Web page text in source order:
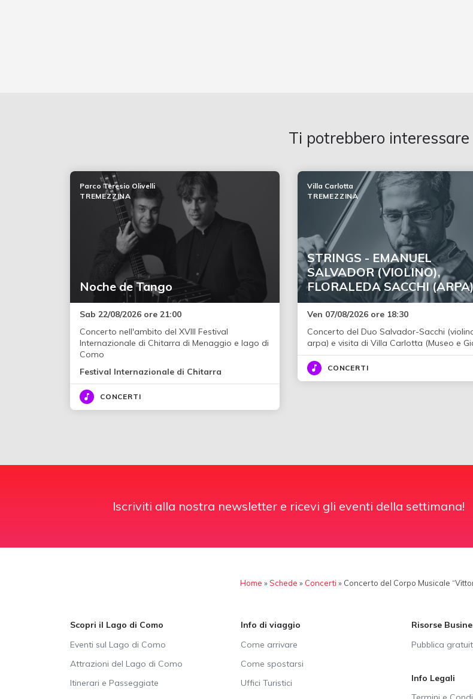
Ti potrebbero interessare
Noche de Tango
Parco Teresio Olivelli
TREMEZZINA
Sab 22/08/2026 ore 21:00
Concerto nell'ambito del XVIII Festival
Internazionale di Chitarra di Menaggio e lago di
Como
Festival Internazionale di Chitarra
CONCERTI
STRINGS - EMANUEL
SALVADOR (VIOLINO),
FLORALEDA SACCHI
Villa Carlotta
TREMEZZINA
Ven 07/08/2026 ore 18:30
Concerto del Duo Salvador-Sacchi
arpa) e visita di Villa Carlotta (Museo e
CONCERTI
Iscriviti alla nostra newsletter e ricevi gli eventi della settimana!
Home »Schede » Concerti » Concerto del Corpo Musicale
Scopri il Lago di Como
Eventi sul Lago di Como
Attrazioni del Lago di Como
Itinerari e Passeggiate
Info di viaggio
Come arrivare
Come spostarsi
Uffici Turistici
Risorse
Pubblica
Info Legali